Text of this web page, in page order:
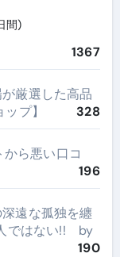
間)
1367
厳選した高品
プ】
328
ら悪い口コ
196
遠な孤独を纏
ではない!! by
190